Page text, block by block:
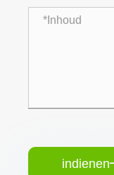
indienen